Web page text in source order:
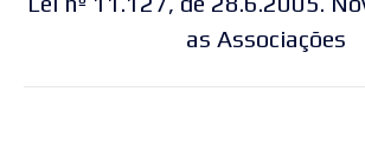
Próximo
post:
as Associações